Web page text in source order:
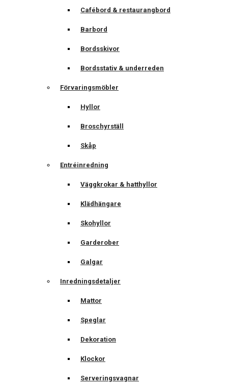
Cafébord & restaurangbord
Barbord
Bordsskivor
Bordsstativ & underreden
Förvaringsmöbler
Hyllor
Broschyrställ
Skåp
Entréinredning
Väggkrokar & hatthyllor
Klädhängare
Skohyllor
Garderober
Galgar
Inredningsdetaljer
Mattor
Speglar
Dekoration
Klockor
Serveringsvagnar